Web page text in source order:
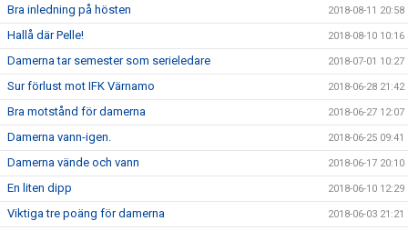
Bra inledning på hösten 2018-08-11 20:58
Hallå där Pelle! 2018-08-10 10:16
Damerna tar semester som serieledare 2018-07-01 10:27
Sur förlust mot IFK Värnamo 2018-06-28 21:42
Bra motstånd för damerna 2018-06-27 12:07
Damerna vann-igen. 2018-06-25 09:41
Damerna vände och vann 2018-06-17 20:10
En liten dipp 2018-06-10 12:29
Viktiga tre poäng för damerna 2018-06-03 21:21